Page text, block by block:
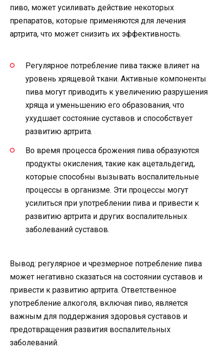
пиво, может усиливать действие некоторых
препаратов, которые применяются для лечения
артрита, что может снизить их эффективность.
Регулярное потребление пива также влияет на
уровень хрящевой ткани. Активные компоненты
пива могут приводить к увеличению разрушения
хряща и уменьшению его образования, что
ухудшает состояние суставов и способствует
развитию артрита.
Во время процесса брожения пива образуются
продукты окисления, такие как ацетальдегид,
которые способны вызывать воспалительные
процессы в организме. Эти процессы могут
усилиться при употреблении пива и привести к
развитию артрита и других воспалительных
заболеваний суставов.
Вывод: регулярное и чрезмерное потребление пива
может негативно сказаться на состоянии суставов и
привести к развитию артрита. Ответственное
употребление алкоголя, включая пиво, является
важным для поддержания здоровья суставов и
предотвращения развития воспалительных
заболеваний.